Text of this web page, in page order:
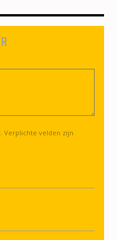
Verplichte velden zijn